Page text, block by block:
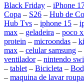
Black Friday – iPhone
Copa – S26 – Hub de
Hub Tvs – iphone 15 –
max – geladeira – poco
protein – microondas –
max – celular samsung –
ventilador– nintendo
– tablet – Bicicleta –
– maquina de lavar roupa